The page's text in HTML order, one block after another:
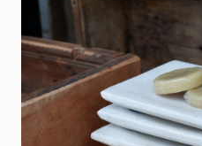
Contact